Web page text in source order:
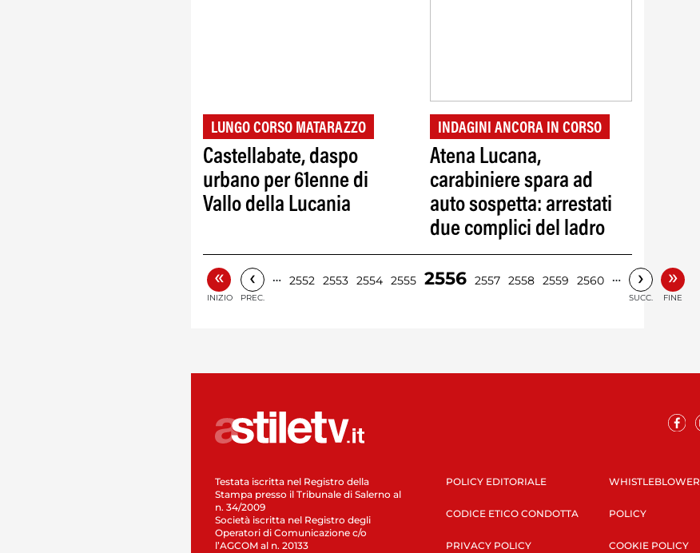
LUNGO CORSO MATARAZZO
Castellabate, daspo
urbano per 61enne di
Vallo della Lucania
INDAGINI ANCORA IN CORSO
Atena Lucana,
carabiniere spara ad
auto sospetta: arrestati
due complici del ladro
«
INIZIO
‹
PREC.
… 2552 2553 2554 2555 2556 2557 2558 2559 2560 … ›
SUCC.
»
FINE
Testata iscritta nel Registro della
Stampa presso il Tribunale di Salerno al
n. 34/2009
Società iscritta nel Registro degli
Operatori di Comunicazione c/o
l’AGCOM al n. 20133
POLICY EDITORIALE
CODICE ETICO CONDOTTA
PRIVACY POLICY
WHISTLEBLOWER
POLICY
COOKIE POLICY